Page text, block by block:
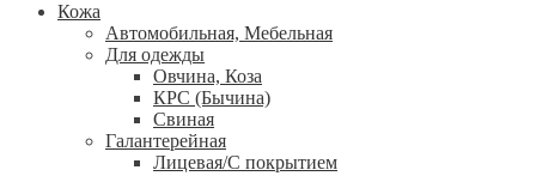
Кожа
Автомобильная, Мебельная
Для одежды
Овчина, Коза
КРС (Бычина)
Свиная
Галантерейная
Лицевая/С покрытием